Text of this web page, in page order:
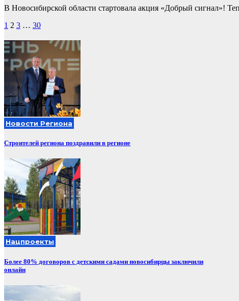
В Новосибирской области стартовала акция «Добрый сигнал»!
Пагинация
записей
1 2 3 … 30
Новости Региона
Строителей региона поздравили в регионе
Нацпроекты
Более 80% договоров с детскими садами новосибирцы заключили
онлайн